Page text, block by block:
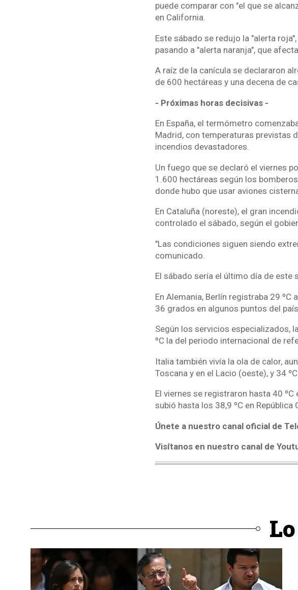
puede comparar con "el que se
en California.
Este sábado se redujo la "alerta
pasando a "alerta naranja", que
A raíz de la canícula se declararon
de 600 hectáreas y una decena de
- Próximas horas decisivas -
En España, el termómetro
Madrid, con temperaturas previstas
incendios devastadores.
Un fuego que se declaró el viernes
1.600 hectáreas según los
donde hubo que usar aviones
En Cataluña (noreste), el gran
controlado el sábado, según el
"Las condiciones siguen siendo
comunicado.
El sábado sería el último día de este
En Alemania, Berlín registraba 29
36 grados en algunos puntos del país.
Según los servicios especializados,
ºC la del periodo internacional de
Italia también vivía la ola de calor,
Toscana y en el Lacio (oeste), y 34
El viernes se registraron hasta 40
subió hasta los 38,9 ºC en República
Únete a nuestro canal oficial de
Visítanos en nuestro canal de